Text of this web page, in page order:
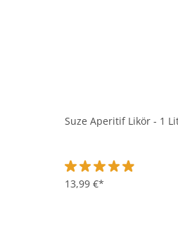
Suze Aperitif Likör - 1
Durchschnittliche
13,99 €*